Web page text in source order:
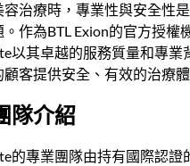
容治療時，專業性與安全性
作為BTL Exion的官方授權
以其卓越的服務質量和專業
顧客提供安全、有效的治療體
隊介紹
的專業團隊由持有國際認證